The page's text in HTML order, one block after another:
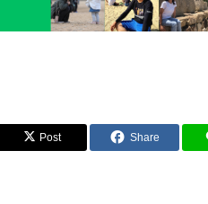
Post Share